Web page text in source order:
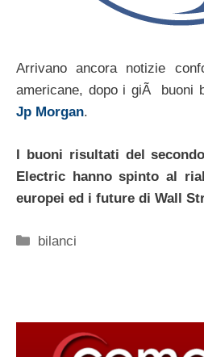
Arrivano ancora notizie
americane, dopo i giÃ buoni
Jp Morgan.
I buoni risultati del
Electric hanno spinto al
europei ed i future di Wall
Categorie
bilanci